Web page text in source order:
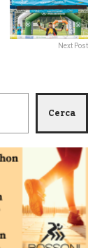
Next Post
Cerca